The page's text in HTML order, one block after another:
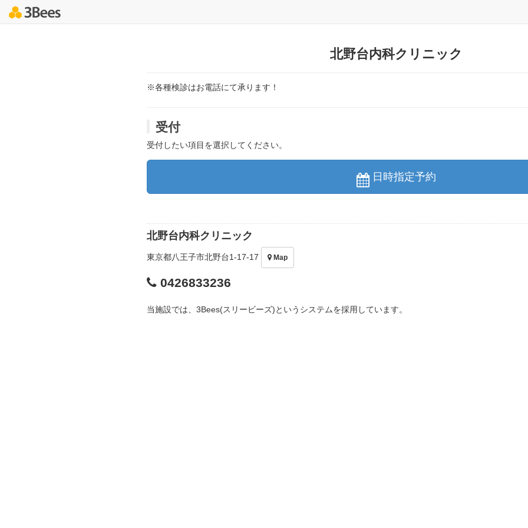
北野台内科クリニック
※各種検診はお電話にて承ります！
受付
受付したい項目を選択してください。
日時指定予約
北野台内科クリニック
東京都八王子市北野台1-17-17 Map
0426833236
当施設では、3Bees(スリービーズ)というシステムを採用しています。